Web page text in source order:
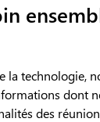
la technologie,
dont
des